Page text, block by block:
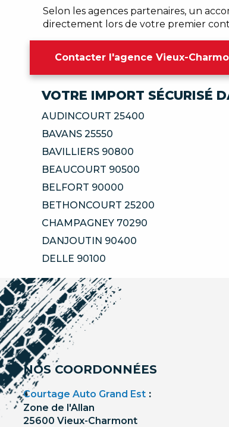
Selon les agences partenaires, un
directement lors de votre premier
Contacter l'agence Vieux-
VOTRE IMPORT SÉCURISÉ
AUDINCOURT 25400
BAVANS 25550
BAVILLIERS 90800
BEAUCOURT 90500
BELFORT 90000
BETHONCOURT 25200
CHAMPAGNEY 70290
DANJOUTIN 90400
DELLE 90100
NOS COORDONNÉES
Courtage Auto Grand Est :
Zone de l'Allan
25600 Vieux-Charmont